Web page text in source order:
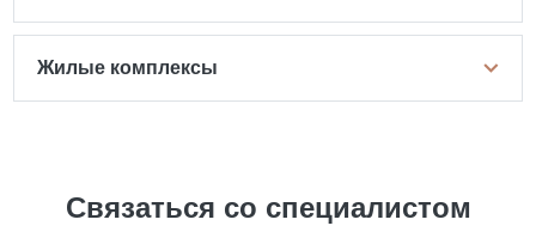
Жилые комплексы
Связаться со специалистом